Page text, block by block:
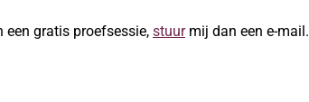
gratis proefsessie, stuurmij dan een e-mail.